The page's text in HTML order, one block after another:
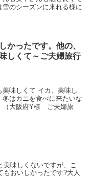
のシーズンに来れる様に
かったです。他の、
しくて～ご夫婦旅行
味しくて イカ、美味し
はカニを食べに来たいな
（大阪府Y様 ご夫婦旅
美味しくないですが、こ
もおいしかったです?大人